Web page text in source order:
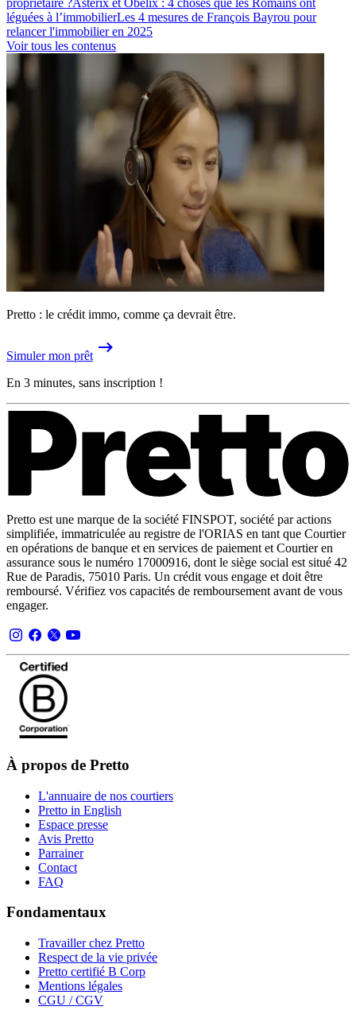
léguées à l’immobilierLes 4 mesures de François Bayrou pour
relancer l'immobilier en 2025
Voir tous les contenus
Pretto : le crédit immo, comme ça devrait être.
Simuler mon prêt
En 3 minutes, sans inscription !
Pretto est une marque de la société FINSPOT, société par actions
simplifiée, immatriculée au registre de l'ORIAS en tant que Courtier
en opérations de banque et en services de paiement et Courtier en
assurance sous le numéro 17000916, dont le siège social est situé 42
Rue de Paradis, 75010 Paris. Un crédit vous engage et doit être
remboursé. Vérifiez vos capacités de remboursement avant de vous
engager.
À propos de Pretto
L'annuaire de nos courtiers
Pretto in English
Espace presse
Avis Pretto
Parrainer
Contact
FAQ
Fondamentaux
Travailler chez Pretto
Respect de la vie privée
Pretto certifié B Corp
Mentions légales
CGU / CGV